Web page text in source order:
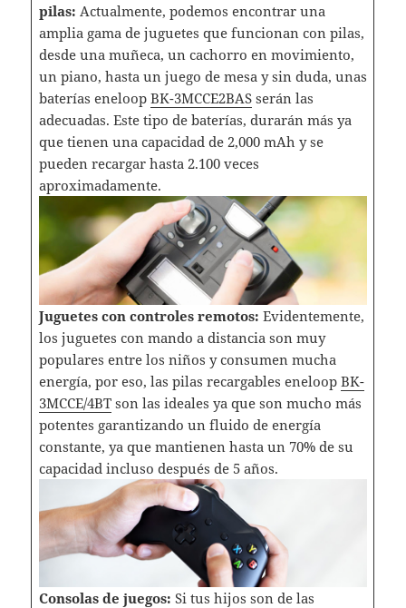
pilas: Actualmente, podemos encontrar una
amplia gama de juguetes que funcionan con pilas,
desde una muñeca, un cachorro en movimiento,
un piano, hasta un juego de mesa y sin duda, unas
baterías eneloop BK-3MCCE2BASserán las
adecuadas. Este tipo de baterías, durarán más ya
que tienen una capacidad de 2,000 mAh y se
pueden recargar hasta 2.100 veces
aproximadamente.
Juguetes con controles remotos: Evidentemente,
los juguetes con mando a distancia son muy
populares entre los niños y consumen mucha
energía, por eso, las pilas recargables eneloop BK-
3MCCE/4BTson las ideales ya que son mucho más
potentes garantizando un fluido de energía
constante, ya que mantienen hasta un 70% de su
capacidad incluso después de 5 años.
Consolas de juegos: Si tus hijos son de las